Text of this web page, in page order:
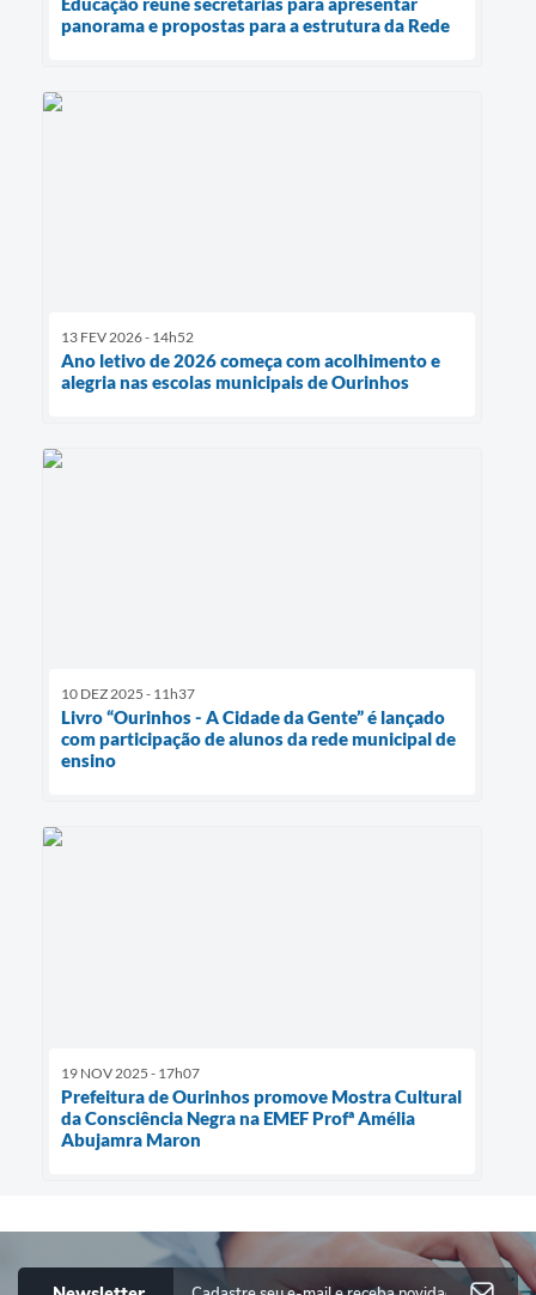
panorama e propostas para a estrutura da Rede
13 FEV 2026 - 14h52
Ano letivo de 2026 começa com acolhimento e
alegria nas escolas municipais de Ourinhos
10 DEZ 2025 - 11h37
Livro “Ourinhos - A Cidade da Gente” é lançado
com participação de alunos da rede municipal de
ensino
19 NOV 2025 - 17h07
Prefeitura de Ourinhos promove Mostra Cultural
da Consciência Negra na EMEF Profª Amélia
Abujamra Maron